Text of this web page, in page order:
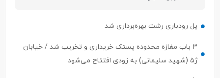
۳ باب مغازه محدوده پستک خریداری و تخریب شد / خیابان
تأکید شهردار رشت بر ارتقای خدمات شهری